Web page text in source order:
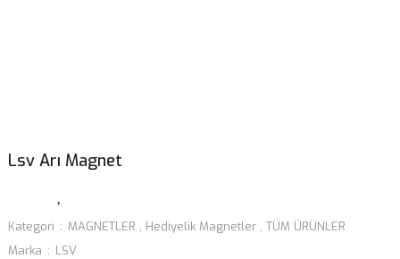
Lsv Arı Magnet
Kategori MAGNETLER , Hediyelik Magnetler , TÜM ÜRÜNLER
Marka
LSV